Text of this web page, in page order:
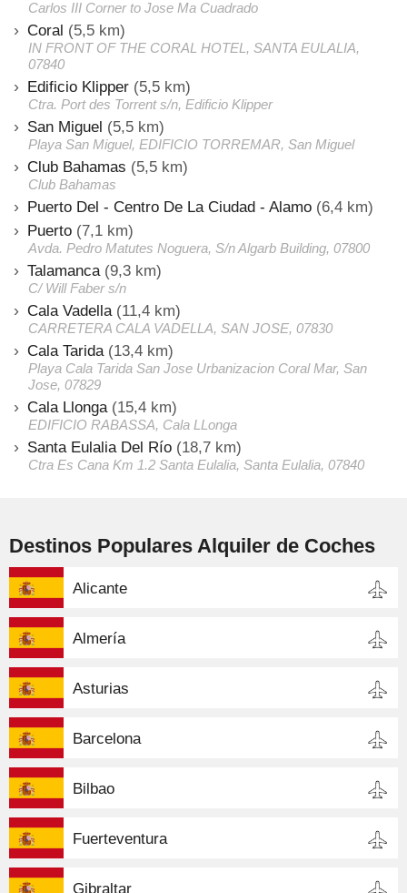
Carlos III Corner to Jose Ma Cuadrado
Coral (5,5 km)
IN FRONT OF THE CORAL HOTEL, SANTA EULALIA,
07840
Edificio Klipper (5,5 km)
Ctra. Port des Torrent s/n, Edificio Klipper
San Miguel (5,5 km)
Playa San Miguel, EDIFICIO TORREMAR, San Miguel
Club Bahamas (5,5 km)
Club Bahamas
Puerto Del - Centro De La Ciudad - Alamo (6,4 km)
Puerto (7,1 km)
Avda. Pedro Matutes Noguera, S/n Algarb Building, 07800
Talamanca(9,3 km)
C/ Will Faber s/n
Cala Vadella(11,4 km)
CARRETERA CALA VADELLA, SAN JOSE, 07830
Cala Tarida(13,4 km)
Playa Cala Tarida San Jose Urbanizacion Coral Mar, San
Jose, 07829
Cala Llonga(15,4 km)
EDIFICIO RABASSA, Cala LLonga
Santa Eulalia Del Río (18,7 km)
Ctra Es Cana Km 1.2 Santa Eulalia, Santa Eulalia, 07840
Destinos Populares Alquiler de Coches
Alicante
Almería
Asturias
Barcelona
Bilbao
Fuerteventura
Gibraltar